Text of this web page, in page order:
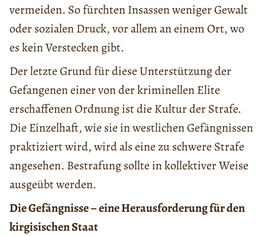
vermeiden. So fürchten Insassen weniger Gewalt
oder sozialen Druck, vor allem an einem Ort, wo
es kein Verstecken gibt.
Der letzte Grund für diese Unterstützung der
Gefangenen einer von der kriminellen Elite
erschaffenen Ordnung ist die Kultur der Strafe.
Die Einzelhaft, wie sie in westlichen Gefängnissen
praktiziert wird, wird als eine zu schwere Strafe
angesehen. Bestrafung sollte in kollektiver Weise
ausgeübt werden.
Die Gefängnisse – eine Herausforderung für den
kirgisischen Staat